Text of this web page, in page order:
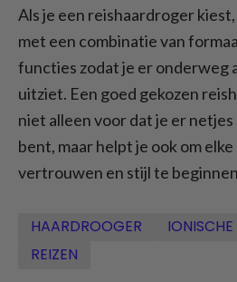
Als je een reishaardroger
met een combinatie van
functies zodat je er onderweg
uitziet. Een goed gekozen
niet alleen voor dat je er
bent, maar helpt je ook om
vertrouwen en stijl te
HAARDROOGER
REIZEN